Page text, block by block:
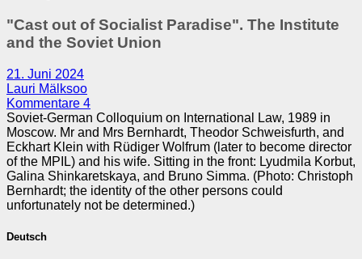
"Cast out of Socialist Paradise". The Institute
and the Soviet Union
21. Juni 2024
Lauri Mälksoo
Kommentare 4
Soviet-German Colloquium on International Law, 1989 in
Moscow. Mr and Mrs Bernhardt, Theodor Schweisfurth, and
Eckhart Klein with Rüdiger Wolfrum (later to become director
of the MPIL) and his wife. Sitting in the front: Lyudmila Korbut,
Galina Shinkaretskaya, and Bruno Simma. (Photo: Christoph
Bernhardt; the identity of the other persons could
unfortunately not be determined.)
Deutsch